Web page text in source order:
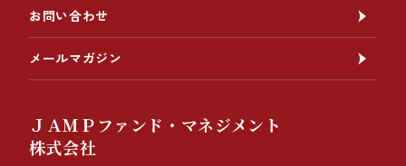
お問い合わせ
メールマガジン
ＪＡＭＰファンド・マネジメント
株式会社